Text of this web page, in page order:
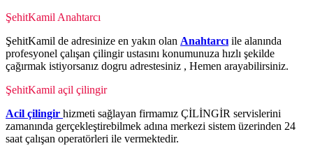
ŞehitKamil Anahtarcı
ŞehitKamil de adresinize en yakın olan Anahtarcı ile alanında
profesyonel çalışan çilingir ustasını konumunuza hızlı şekilde
çağırmak istiyorsanız dogru adrestesiniz , Hemen arayabilirsiniz.
ŞehitKamil açil çilingir
Acil çilingir hizmeti sağlayan firmamız ÇİLİNGİR servislerini
zamanında gerçekleştirebilmek adına merkezi sistem üzerinden 24
saat çalışan operatörleri ile vermektedir.